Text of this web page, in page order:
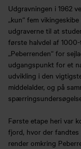
Udgravningen i 1962
„kun“ fem
udgraverne til at
første halvdel af
„Peberrenden“ for
udgangspunkt for et
udvikling i den
middelalder, og på
Første etape heri var
fjord, hvor der
render omkring